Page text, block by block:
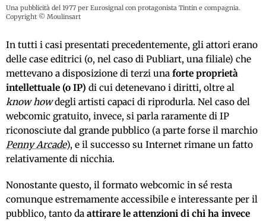
Una pubblicità del 1977 per Eurosignal con protagonista Tintin e compagnia.
Copyright © Moulinsart
In tutti i casi presentati precedentemente, gli attori erano
delle case editrici (o, nel caso di Publiart, una filiale) che
mettevano a disposizione di terzi una forte proprietà
intellettuale (o IP) di cui detenevano i diritti, oltre al
know howdegli artisti capaci di riprodurla. Nel caso del
webcomic gratuito, invece, si parla raramente di IP
riconosciute dal grande pubblico (a parte forse il marchio
Penny Arcade), e il successo su Internet rimane un fatto
relativamente di nicchia.
Nonostante questo, il formato webcomic in sé resta
comunque estremamente accessibile e interessante per il
pubblico, tanto da attirare le attenzioni di chi ha invece